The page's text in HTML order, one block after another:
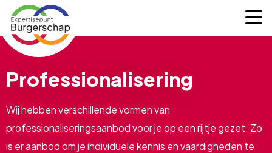
Expertisepunt
Burgerschap
Professionalisering
Wij hebben verschillende vormen van
professionaliseringsaanbod voor je op een rijtje gezet. Zo
is er aanbod om je individuele kennis en vaardigheden te